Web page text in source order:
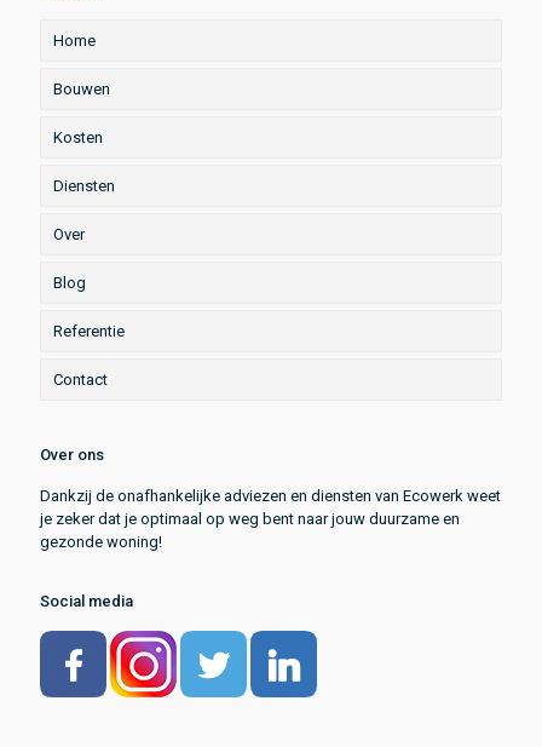
Home
Bouwen
Kosten
Diensten
Over
Blog
Referentie
Contact
Over ons
Dankzij de onafhankelijke adviezen en diensten van Ecowerk weet
je zeker dat je optimaal op weg bent naar jouw duurzame en
gezonde woning!
Social media